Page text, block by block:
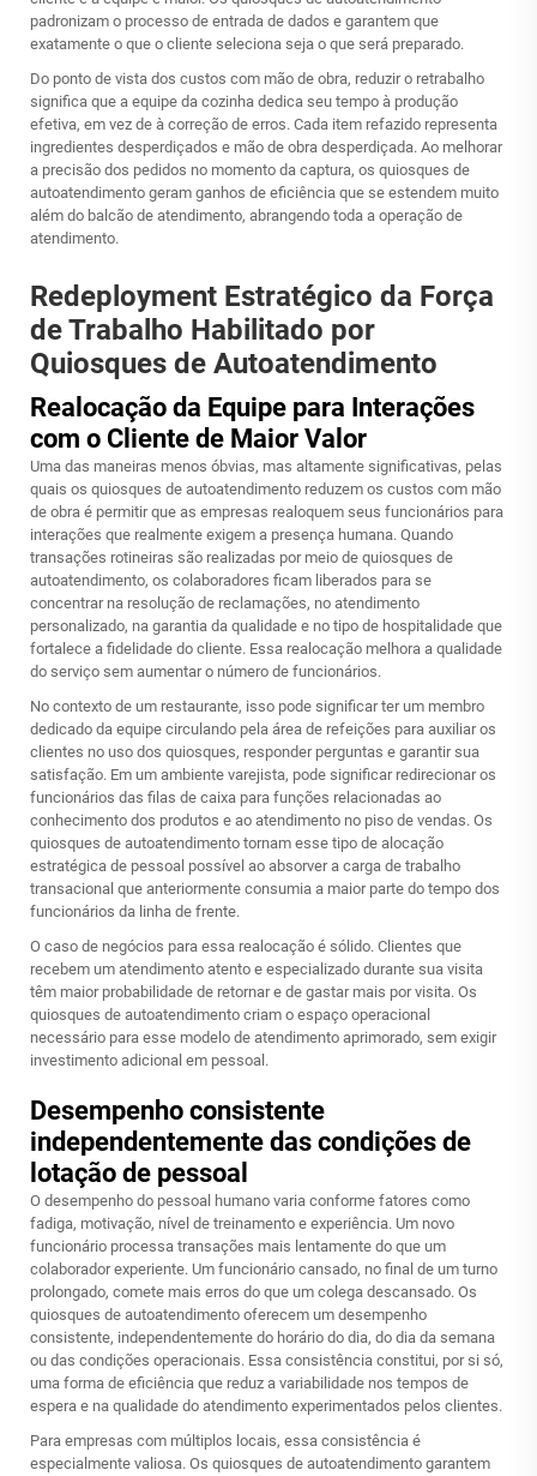
padronizam o processo de entrada de dados e garantem que
exatamente o que o cliente seleciona seja o que será preparado.
Do ponto de vista dos custos com mão de obra, reduzir o retrabalho
significa que a equipe da cozinha dedica seu tempo à produção
efetiva, em vez de à correção de erros. Cada item refazido representa
ingredientes desperdiçados e mão de obra desperdiçada. Ao melhorar
a precisão dos pedidos no momento da captura, os quiosques de
autoatendimento geram ganhos de eficiência que se estendem muito
além do balcão de atendimento, abrangendo toda a operação de
atendimento.
Redeployment Estratégico da Força
de Trabalho Habilitado por
Quiosques de Autoatendimento
Realocação da Equipe para Interações
com o Cliente de Maior Valor
Uma das maneiras menos óbvias, mas altamente significativas, pelas
quais os quiosques de autoatendimento reduzem os custos com mão
de obra é permitir que as empresas realoquem seus funcionários para
interações que realmente exigem a presença humana. Quando
transações rotineiras são realizadas por meio de quiosques de
autoatendimento, os colaboradores ficam liberados para se
concentrar na resolução de reclamações, no atendimento
personalizado, na garantia da qualidade e no tipo de hospitalidade que
fortalece a fidelidade do cliente. Essa realocação melhora a qualidade
do serviço sem aumentar o número de funcionários.
No contexto de um restaurante, isso pode significar ter um membro
dedicado da equipe circulando pela área de refeições para auxiliar os
clientes no uso dos quiosques, responder perguntas e garantir sua
satisfação. Em um ambiente varejista, pode significar redirecionar os
funcionários das filas de caixa para funções relacionadas ao
conhecimento dos produtos e ao atendimento no piso de vendas. Os
quiosques de autoatendimento tornam esse tipo de alocação
estratégica de pessoal possível ao absorver a carga de trabalho
transacional que anteriormente consumia a maior parte do tempo dos
funcionários da linha de frente.
O caso de negócios para essa realocação é sólido. Clientes que
recebem um atendimento atento e especializado durante sua visita
têm maior probabilidade de retornar e de gastar mais por visita. Os
quiosques de autoatendimento criam o espaço operacional
necessário para esse modelo de atendimento aprimorado, sem exigir
investimento adicional em pessoal.
Desempenho consistente
independentemente das condições de
lotação de pessoal
O desempenho do pessoal humano varia conforme fatores como
fadiga, motivação, nível de treinamento e experiência. Um novo
funcionário processa transações mais lentamente do que um
colaborador experiente. Um funcionário cansado, no final de um turno
prolongado, comete mais erros do que um colega descansado. Os
quiosques de autoatendimento oferecem um desempenho
consistente, independentemente do horário do dia, do dia da semana
ou das condições operacionais. Essa consistência constitui, por si só,
uma forma de eficiência que reduz a variabilidade nos tempos de
espera e na qualidade do atendimento experimentados pelos clientes.
Para empresas com múltiplos locais, essa consistência é
especialmente valiosa. Os quiosques de autoatendimento garantem